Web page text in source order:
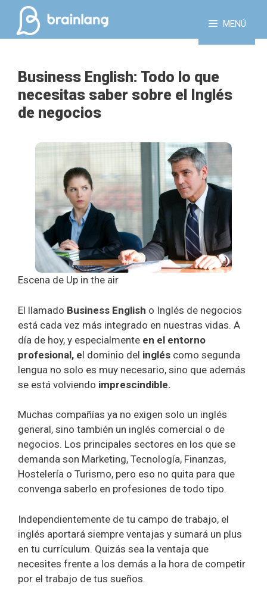
Saltar
contenido
MENÚ
Business English: Todo lo que
necesitas saber sobre el Inglés
de negocios
Escena de Up in the air
El llamado Business English o Inglés de negocios
está cada vez más integrado en nuestras vidas. A
día de hoy, y especialmente en el entorno
profesional, el dominio del inglés como segunda
lengua no solo es muy necesario, sino que además
se está volviendo imprescindible.
Muchas compañías ya no exigen solo un inglés
general, sino también un inglés comercial o de
negocios. Los principales sectores en los que se
demanda son Marketing, Tecnología, Finanzas,
Hostelería o Turismo, pero eso no quita para que
convenga saberlo en profesiones de todo tipo.
Independientemente de tu campo de trabajo, el
inglés aportará siempre ventajas y sumará un plus
en tu currículum. Quizás sea la ventaja que
necesites frente a los demás a la hora de competir
por el trabajo de tus sueños.